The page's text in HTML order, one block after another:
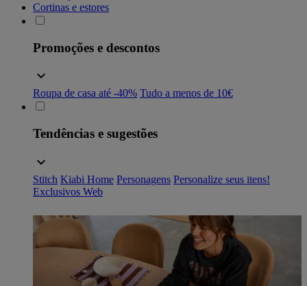
Cortinas e estores
Promoções e descontos
Roupa de casa até -40% Tudo a menos de 10€
Tendências e sugestões
Stitch Kiabi Home Personagens Personalize seus itens!
Exclusivos Web